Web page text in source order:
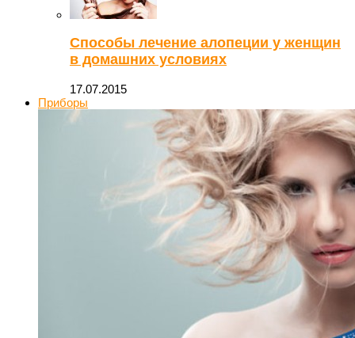
Способы лечение алопеции у женщин
в домашних условиях
17.07.2015
Приборы